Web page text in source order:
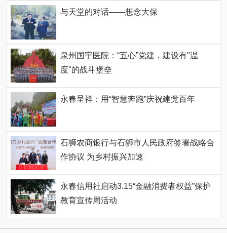
与天堂的对话——想念大保
泉州国宇医院：“五心”党建，建设有"温
度"的战斗堡垒
永春呈祥：用“智慧奔跑”庆祝建党百年
石狮农商银行与石狮市人民政府签署战略合
作协议 为乡村振兴加速
永春信用社启动3.15“金融消费者权益”保护
教育宣传周活动